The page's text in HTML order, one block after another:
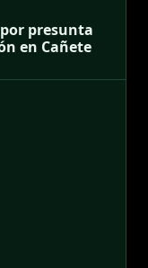
presunta
en Cañete